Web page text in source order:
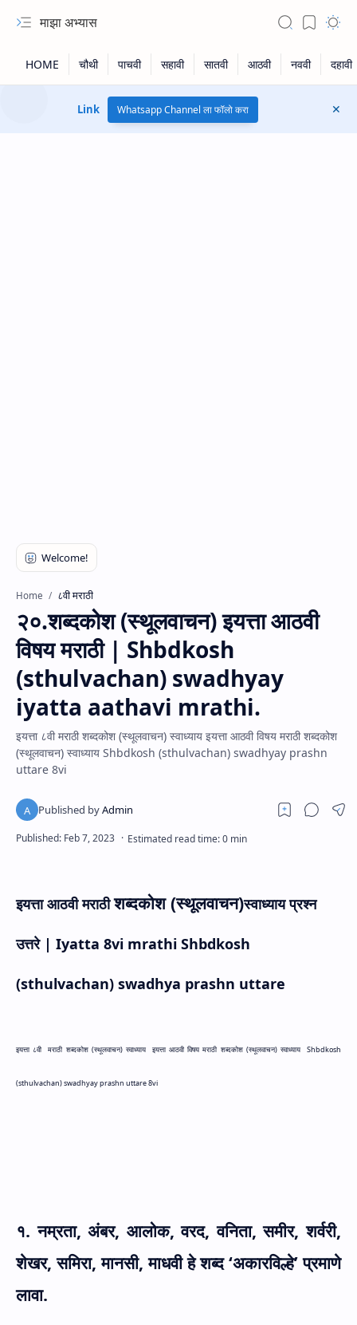
माझा अभ्यास
Link Whatsapp Channel ला फॉलो करा
Home ८वी मराठी
२०.शब्दकोश (स्थूलवाचन) इयत्ता आठवी
विषय मराठी | Shbdkosh
(sthulvachan) swadhyay
iyatta aathavi mrathi.
इयत्ता ८वी मराठी शब्दकोश (स्थूलवाचन) स्वाध्याय इयत्ता आठवी विषय मराठी शब्दकोश
(स्थूलवाचन) स्वाध्याय Shbdkosh (sthulvachan) swadhyay prashn
uttare 8vi
इयत्ता आठवी मराठीशब्दकोश (स्थूलवाचन)स्वाध्याय प्रश्न
उत्तरे | Iyatta 8vi mrathi Shbdkosh
(sthulvachan) swadhya prashn uttare
इयत्ता ८वी मराठी शब्दकोश (स्थूलवाचन) स्वाध्याय इयत्ता आठवी विषय मराठी शब्दकोश (स्थूलवाचन) स्वाध्याय Shbdkosh
(sthulvachan) swadhyay prashn uttare 8vi
१. नम्रता,अंबर, आलोक,वरद,वनिता,समीर,शर्वरी,
शेखर,समिरा,मानसी,माधवी हे शब्द ‘अकारविल्हे’ प्रमाणे
लावा.